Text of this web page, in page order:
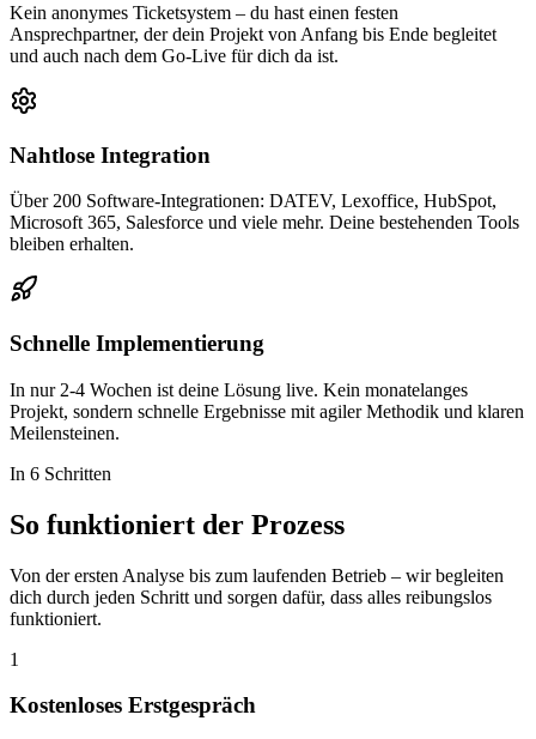
Kein anonymes Ticketsystem – du hast einen festen
Ansprechpartner, der dein Projekt von Anfang bis Ende begleitet
und auch nach dem Go-Live für dich da ist.
Nahtlose Integration
Über 200 Software-Integrationen: DATEV, Lexoffice, HubSpot,
Microsoft 365, Salesforce und viele mehr. Deine bestehenden Tools
bleiben erhalten.
Schnelle Implementierung
In nur 2-4 Wochen ist deine Lösung live. Kein monatelanges
Projekt, sondern schnelle Ergebnisse mit agiler Methodik und klaren
Meilensteinen.
In 6 Schritten
So funktioniert der Prozess
Von der ersten Analyse bis zum laufenden Betrieb – wir begleiten
dich durch jeden Schritt und sorgen dafür, dass alles reibungslos
funktioniert.
1
Kostenloses Erstgespräch